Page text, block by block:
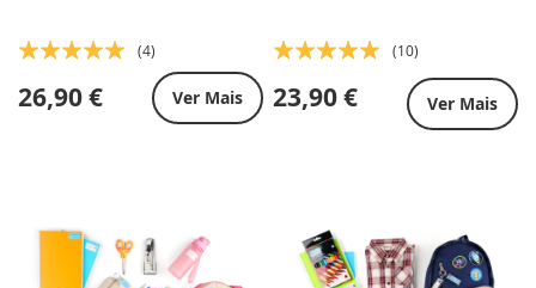
Classificação:
(4)
26,90 € Ver Mais
Classificação:
(10)
23,90 € Ver Mais